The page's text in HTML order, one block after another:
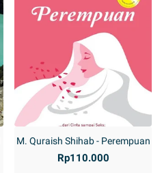
M. Quraish Shihab - Perempuan
Rp110.000